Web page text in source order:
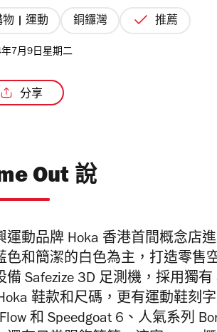
物 | 運動 銅鑼灣 推薦
7月9日星期二
分享
Out 說
運動品牌 Hoka 香港首間概念店
色和簡潔的白色為主，打造零售
備 Safezize 3D 足測機，採用獨
鞋款和尺碼，更有運動鞋刻
和 Speedgoat 6、人氣系列